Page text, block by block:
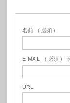
名前 ( 必須 )
E-MAIL ( 必須 ) -
URL